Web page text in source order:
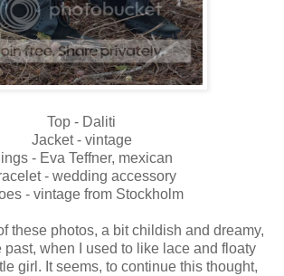
Top - Daliti
Jacket - vintage
- Eva Teffner, mexican
- wedding accessory
- vintage from Stockholm
these photos, a bit childish and dreamy,
past, when I used to like lace and floaty
girl. It seems, to continue this thought,